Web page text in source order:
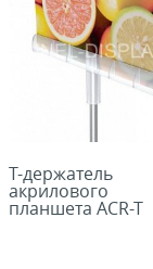
Т-держатель
акрилового
планшета ACR-T